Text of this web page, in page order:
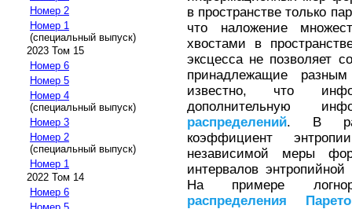
Номер 2
Номер 1
(специальный выпуск)
2023 Том 15
Номер 6
Номер 5
Номер 4
(специальный выпуск)
Номер 3
Номер 2
(специальный выпуск)
Номер 1
2022 Том 14
Номер 6
в пространстве только
что наложение
хвостами в
эксцесса не позволяет
принадлежащие
известно, что
дополнительную
распределений. В
коэффициент
независимой меры
интервалов
На примере
распределения
Парето